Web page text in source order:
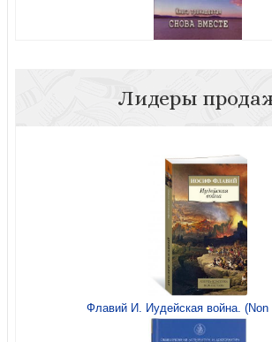
Изумленные Богом. Десять истин,
мир
Жаждущие Бога
Оставленные на земле. Кн.
Раскрась Евангелие от
Лидеры
Флавий И. Иудейская война. (Non